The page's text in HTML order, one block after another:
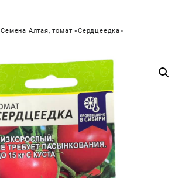
Семена Алтая, томат «Сердцеедка»